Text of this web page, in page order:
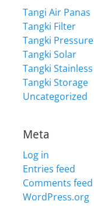
Tangi Air Panas
Tangki Filter
Tangki Pressure
Tangki Solar
Tangki Stainless
Tangki Storage
Uncategorized
Meta
Log in
Entries feed
Comments feed
WordPress.org